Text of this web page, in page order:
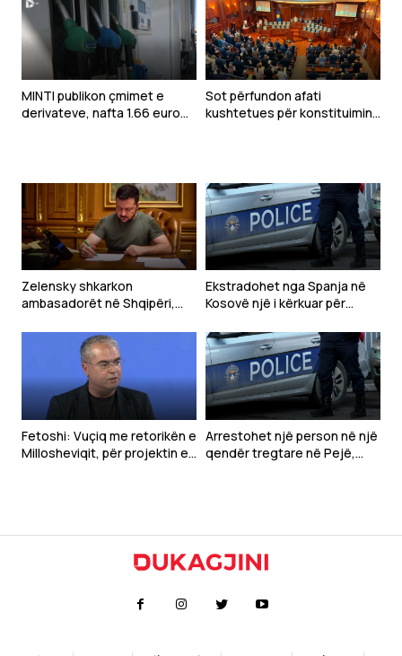
MINTI publikon çmimet e
derivateve, nafta 1.66 euro
Sot përfundon afati
kushtetues për konstituimin
Zelensky shkarkon
ambasadorët në Shqipëri,
Ekstradohet nga Spanja në
Kosovë një i kërkuar për
Fetoshi: Vuçiq me retorikën e
Millosheviqit, për projektin e
Arrestohet një person në një
qendër tregtare në Pejë,